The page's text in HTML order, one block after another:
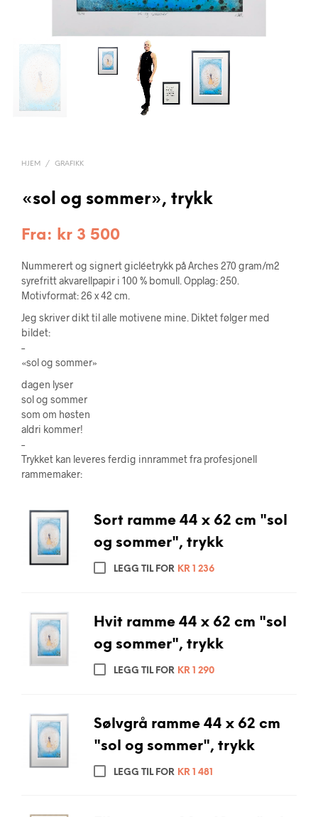
HJEM / GRAFIKK
«sol og sommer», trykk
Fra: kr 3 500
Nummerert og signert gicléetrykk på Arches 270 gram/m2
syrefritt akvarellpapir i 100 % bomull. Opplag: 250.
Motivformat: 26 x 42 cm.
Jeg skriver dikt til alle motivene mine. Diktet følger med
bildet:
–
«sol og sommer»
dagen lyser
sol og sommer
som om høsten
aldri kommer!
–
Trykket kan leveres ferdig innrammet fra profesjonell
rammemaker:
Sort ramme 44 x 62 cm "sol
og sommer", trykk
LEGG TIL FOR KR1 236
Hvit ramme 44 x 62 cm "sol
og sommer", trykk
LEGG TIL FOR KR1 290
Sølvgrå ramme 44 x 62 cm
"sol og sommer", trykk
LEGG TIL FOR KR 1 481